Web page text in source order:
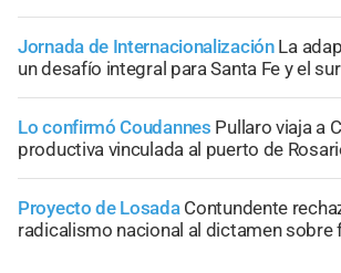
Jornada de Internacionalización La
un desafío integral para Santa Fe y el
Lo confirmó Coudannes Pullaro viaja a
productiva vinculada al puerto de
Proyecto de Losada Contundente
radicalismo nacional al dictamen sobre